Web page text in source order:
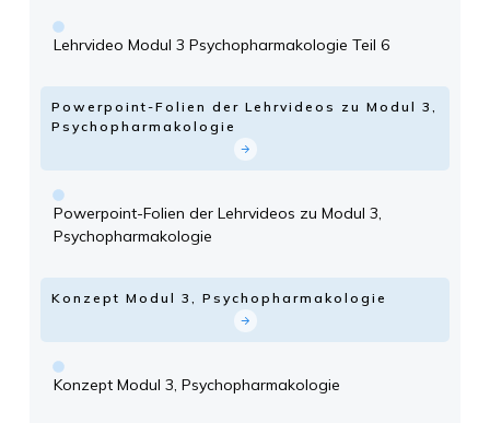
Lehrvideo Modul 3 Psychopharmakologie Teil 6
Powerpoint-Folien der Lehrvideos zu Modul 3,
Psychopharmakologie
Powerpoint-Folien der Lehrvideos zu Modul 3,
Psychopharmakologie
Konzept Modul 3, Psychopharmakologie
Konzept Modul 3, Psychopharmakologie